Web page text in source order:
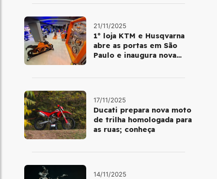
21/11/2025
1º loja KTM e Husqvarna
abre as portas em São
Paulo e inaugura nova
17/11/2025
Ducati prepara nova moto
de trilha homologada para
as ruas; conheça
14/11/2025